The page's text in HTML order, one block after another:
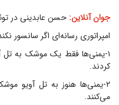
جوان آنلاین: حسن عابدینی در
امپراتوری رسانه‌ای اگر سانسور
۱-یمنی‌ها فقط یک موشک به تل
کردند.
۲-یمنی‌ها هنوز به تل آویو
می‌کنند.